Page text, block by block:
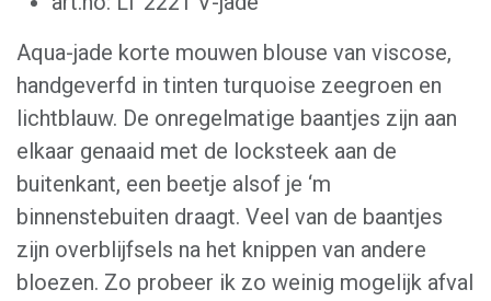
Aqua-jade korte mouwen blouse van viscose,
handgeverfd in tinten turquoise zeegroen en
lichtblauw. De onregelmatige baantjes zijn aan
elkaar genaaid met de locksteek aan de
buitenkant, een beetje alsof je ‘m
binnenstebuiten draagt. Veel van de baantjes
zijn overblijfsels na het knippen van andere
bloezen. Zo probeer ik zo weinig mogelijk afval